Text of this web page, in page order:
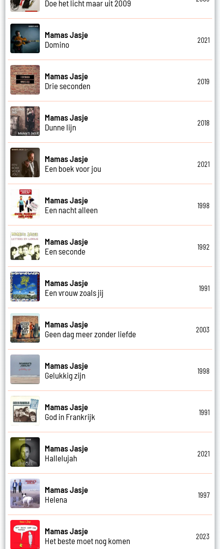
Doe het licht maar uit 2009
Mamas Jasje
Domino
2021
Mamas Jasje
Drie seconden
2019
Mamas Jasje
Dunne lijn
2018
Mamas Jasje
Een boek voor jou
2021
Mamas Jasje
Een nacht alleen
1998
Mamas Jasje
Een seconde
1992
Mamas Jasje
Een vrouw zoals jij
1991
Mamas Jasje
Geen dag meer zonder liefde
2003
Mamas Jasje
Gelukkig zijn
1998
Mamas Jasje
God in Frankrijk
1991
Mamas Jasje
Hallelujah
2021
Mamas Jasje
Helena
1997
Mamas Jasje
Het beste moet nog komen
2023